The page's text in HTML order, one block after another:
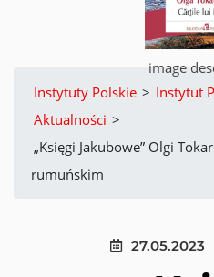
image
Instytuty Polskie > Instytut
Aktualności >
„Księgi Jakubowe” Olgi
rumuńskim
27.05.2023